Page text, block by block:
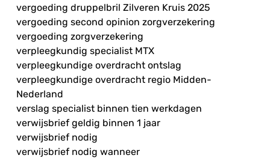
vergoeding druppelbril Zilveren Kruis 2025
vergoeding second opinion zorgverzekering
vergoeding zorgverzekering
verpleegkundig specialist MTX
verpleegkundige overdracht ontslag
verpleegkundige overdracht regio Midden-
Nederland
verslag specialist binnen tien werkdagen
verwijsbrief geldig binnen 1 jaar
verwijsbrief nodig
verwijsbrief nodig wanneer